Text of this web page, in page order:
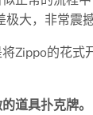
大，非常震撼
Zippo的花
道具扑克牌。